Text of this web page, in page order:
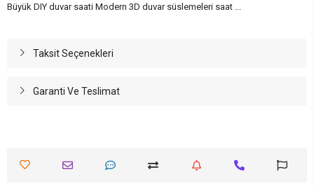
Büyük DIY duvar saati Modern 3D duvar süslemeleri saat ...
Taksit Seçenekleri
Garanti Ve Teslimat